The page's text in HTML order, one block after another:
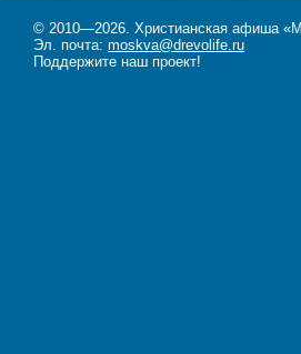
© 2010—2026. Христианская афиша
Эл. почта: moskva@drevolife.ru
Поддержите наш проект!